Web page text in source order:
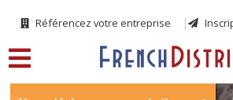
Référencez votre entreprise